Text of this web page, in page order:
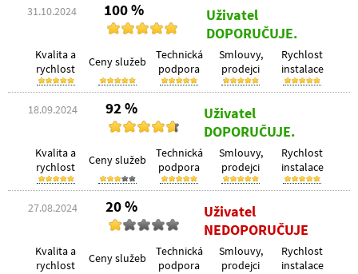
31.10.2024 100 %
Uživatel
DOPORUČUJE.
Kvalita a
rychlost
Ceny služeb
Technická
podpora
Smlouvy,
prodejci
Rychlost
instalace
18.09.2024 92 %
Uživatel
DOPORUČUJE.
Kvalita a
rychlost
Ceny služeb
Technická
podpora
Smlouvy,
prodejci
Rychlost
instalace
27.08.2024 20 %
Uživatel
NEDOPORUČUJE
Kvalita a
rychlost
Ceny služeb
Technická
podpora
Smlouvy,
prodejci
Rychlost
instalace